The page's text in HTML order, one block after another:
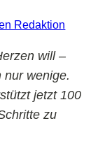
Redaktion
will –
nur wenige.
jetzt 100
zu